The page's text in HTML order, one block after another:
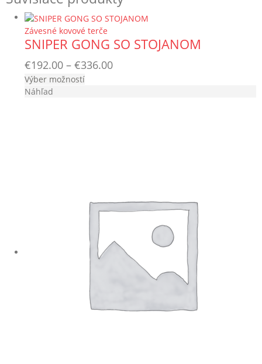
Závesné kovové terče
SNIPER GONG SO STOJANOM
€192.00 – €336.00Price
Výber možnostíTento
stránke
produktu.
Náhľad